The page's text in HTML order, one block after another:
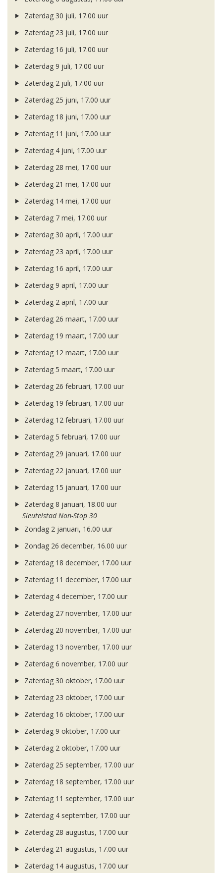
Zaterdag 30 juli, 17.00 uur
Zaterdag 23 juli, 17.00 uur
Zaterdag 16 juli, 17.00 uur
Zaterdag 9 juli, 17.00 uur
Zaterdag 2 juli, 17.00 uur
Zaterdag 25 juni, 17.00 uur
Zaterdag 18 juni, 17.00 uur
Zaterdag 11 juni, 17.00 uur
Zaterdag 4 juni, 17.00 uur
Zaterdag 28 mei, 17.00 uur
Zaterdag 21 mei, 17.00 uur
Zaterdag 14 mei, 17.00 uur
Zaterdag 7 mei, 17.00 uur
Zaterdag 30 april, 17.00 uur
Zaterdag 23 april, 17.00 uur
Zaterdag 16 april, 17.00 uur
Zaterdag 9 april, 17.00 uur
Zaterdag 2 april, 17.00 uur
Zaterdag 26 maart, 17.00 uur
Zaterdag 19 maart, 17.00 uur
Zaterdag 12 maart, 17.00 uur
Zaterdag 5 maart, 17.00 uur
Zaterdag 26 februari, 17.00 uur
Zaterdag 19 februari, 17.00 uur
Zaterdag 12 februari, 17.00 uur
Zaterdag 5 februari, 17.00 uur
Zaterdag 29 januari, 17.00 uur
Zaterdag 22 januari, 17.00 uur
Zaterdag 15 januari, 17.00 uur
Zaterdag 8 januari, 18.00 uur
Sleutelstad Non-Stop 30
Zondag 2 januari, 16.00 uur
Zondag 26 december, 16.00 uur
Zaterdag 18 december, 17.00 uur
Zaterdag 11 december, 17.00 uur
Zaterdag 4 december, 17.00 uur
Zaterdag 27 november, 17.00 uur
Zaterdag 20 november, 17.00 uur
Zaterdag 13 november, 17.00 uur
Zaterdag 6 november, 17.00 uur
Zaterdag 30 oktober, 17.00 uur
Zaterdag 23 oktober, 17.00 uur
Zaterdag 16 oktober, 17.00 uur
Zaterdag 9 oktober, 17.00 uur
Zaterdag 2 oktober, 17.00 uur
Zaterdag 25 september, 17.00 uur
Zaterdag 18 september, 17.00 uur
Zaterdag 11 september, 17.00 uur
Zaterdag 4 september, 17.00 uur
Zaterdag 28 augustus, 17.00 uur
Zaterdag 21 augustus, 17.00 uur
Zaterdag 14 augustus, 17.00 uur